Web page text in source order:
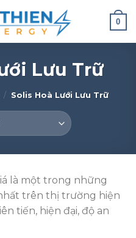
0
Lưu Trữ
/ Solis Hoà Lưới Lưu Trữ
là một trong những
trên thị trường hiện
tiến, hiện đại, độ an